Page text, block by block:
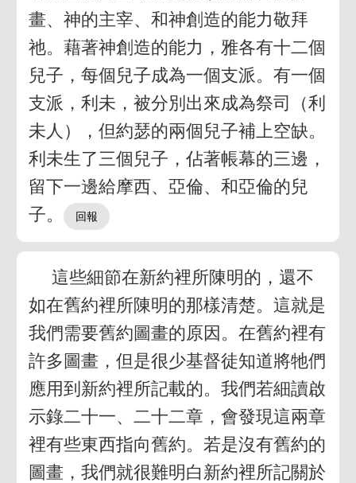
畫、神的主宰、和神創造的能力敬拜
祂。藉著神創造的能力，雅各有十二個
兒子，每個兒子成為一個支派。有一個
支派，利未，被分別出來成為祭司（利
未人），但約瑟的兩個兒子補上空缺。
利未生了三個兒子，佔著帳幕的三邊，
留下一邊給摩西、亞倫、和亞倫的兒
子。
這些細節在新約裡所陳明的，還不
如在舊約裡所陳明的那樣清楚。這就是
我們需要舊約圖畫的原因。在舊約裡有
許多圖畫，但是很少基督徒知道將牠們
應用到新約裡所記載的。我們若細讀啟
示錄二十一、二十二章，會發現這兩章
裡有些東西指向舊約。若是沒有舊約的
圖畫，我們就很難明白新約裡所記關於